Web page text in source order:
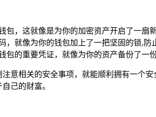
，这就像是为你的加密资产开启了一扇
就像为你的钱包加上了一把坚固的锁,防
的重要凭证，就像为你的资产备份了一
意相关的安全事项，就能顺利拥有一个
己的财富。